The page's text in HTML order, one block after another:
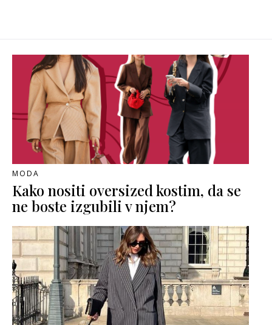
MODA
Kako nositi oversized kostim, da se
ne boste izgubili v njem?